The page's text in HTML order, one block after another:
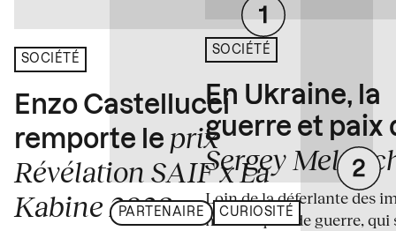
SOCIÉTÉ
Enzo Castellucci
remporte le prix
Révélation SAIF x La
Kabine 2026
PARTENAIRE CURIOSITÉ
SOCIÉTÉ
En Ukraine, la
guerre et paix
Sergey
Loin de la déferlante des
médiatiques de guerre, qui